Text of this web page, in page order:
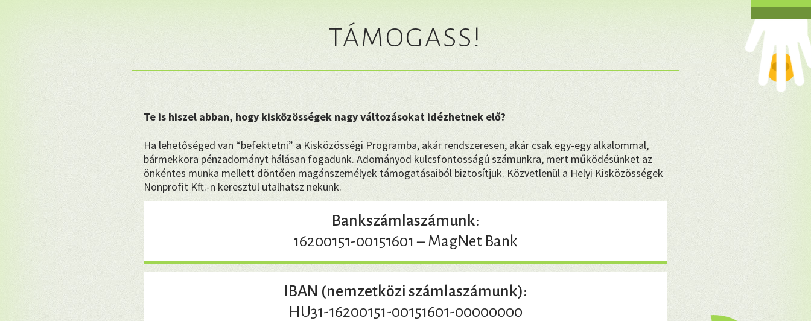
❤
TÁMOGASS!
Te is hiszel abban, hogy kisközösségek nagy változásokat idézhetnek elő?
Ha lehetőséged van “befektetni” a Kisközösségi Programba, akár rendszeresen, akár csak egy-egy alkalommal,
bármekkora pénzadományt hálásan fogadunk. Adományod kulcsfontosságú számunkra, mert működésünket az
önkéntes munka mellett döntően magánszemélyek támogatásaiból biztosítjuk. Közvetlenül a Helyi Kisközösségek
Nonprofit Kft.-n keresztül utalhatsz nekünk.
Bankszámlaszámunk:
16200151-00151601 – MagNet Bank
IBAN (nemzetközi számlaszámunk):
HU31-16200151-00151601-00000000